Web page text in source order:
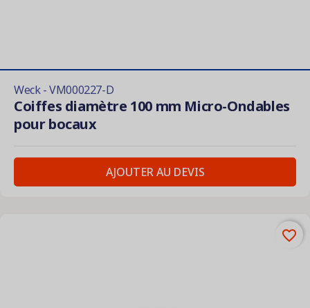
Weck - VM000227-D
Coiffes diamètre 100 mm Micro-Ondables
pour bocaux
AJOUTER AU DEVIS
favorite_border